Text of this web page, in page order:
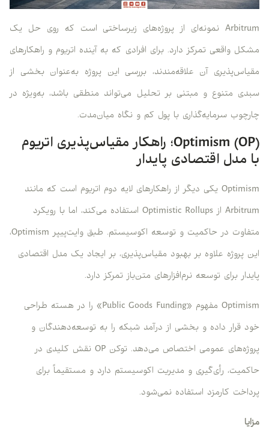
Arbitrum نمونه‌ای از پروژه‌های زیرساختی است که روی حل یک
مشکل واقعی تمرکز دارد. برای افرادی که به آینده اتریوم و راهکارهای
مقیاس‌پذیری آن علاقه‌مندند، بررسی این پروژه به‌عنوان بخشی از
سبدی متنوع و مبتنی بر تحلیل می‌تواند منطقی باشد، به‌ویژه در
چارچوب سرمایه‌گذاری با پول کم و نگاه میان‌مدت.
Optimism (OP)؛ راهکار مقیاس‌پذیری اتریوم
با مدل اقتصادی پایدار
Optimism یکی دیگر از راهکارهای لایه دوم اتریوم است که مانند
Arbitrum از Optimistic Rollups استفاده می‌کند، اما با رویکرد
متفاوت در حاکمیت و توسعه اکوسیستم. طبق وایت‌پیپر Optimism،
این پروژه علاوه بر بهبود مقیاس‌پذیری، بر ایجاد یک مدل اقتصادی
پایدار برای توسعه نرم‌افزارهای متن‌باز تمرکز دارد.
Optimism مفهوم «Public Goods Funding» را در هسته طراحی
خود قرار داده و بخشی از درآمد شبکه را به توسعه‌دهندگان و
پروژه‌های عمومی اختصاص می‌دهد. توکن OP نقش کلیدی در
حاکمیت، رأی‌گیری و مدیریت اکوسیستم دارد و مستقیماً برای
پرداخت کارمزد استفاده نمی‌شود.
مزایا